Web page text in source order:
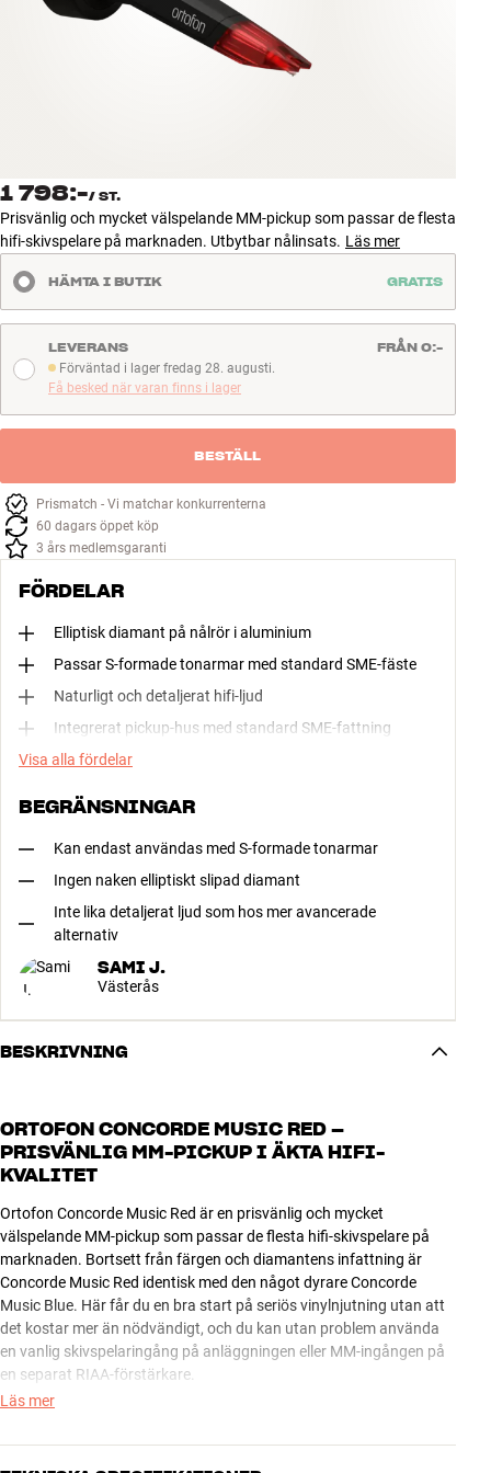
Tillbehör
NYHETER
ERBJUDANDEN
Hitta Butik
Kundtjänst
Logga in
Kundtjänst
Bygg med ljud
Företag
1 798:-/ ST.
Prisvänlig och mycket välspelande MM-pickup som passar de flesta
hifi-skivspelare på marknaden. Utbytbar nålinsats. Läs mer
HÄMTA I BUTIK GRATIS
Förväntad i lager fredag 28. augusti.
Förväntad i lager fredag 28. augusti.
Få besked när varan finns i lager
LEVERANS FRÅN 0:-
BESTÄLL
Prismatch - Vi matchar konkurrenterna
60 dagars öppet köp
3 års medlemsgaranti
FÖRDELAR
Elliptisk diamant på nålrör i aluminium
Passar S-formade tonarmar med standard SME-fäste
Naturligt och detaljerat hifi-ljud
Integrerat pickup-hus med standard SME-fattning
Visa alla fördelar
BEGRÄNSNINGAR
Kan endast användas med S-formade tonarmar
Ingen naken elliptiskt slipad diamant
Inte lika detaljerat ljud som hos mer avancerade
alternativ
SAMI J.
Västerås
BESKRIVNING
ORTOFON CONCORDE MUSIC RED –
PRISVÄNLIG MM-PICKUP I ÄKTA HIFI-
KVALITET
Ortofon Concorde Music Red är en prisvänlig och mycket
välspelande MM-pickup som passar de flesta hifi-skivspelare på
marknaden. Bortsett från färgen och diamantens infattning är
Concorde Music Red identisk med den något dyrare Concorde
Music Blue. Här får du en bra start på seriös vinylnjutning utan att
det kostar mer än nödvändigt, och du kan utan problem använda
en vanlig skivspelaringång på anläggningen eller MM-ingången på
en separat RIAA-förstärkare.
kvalitetsskivspelare, och som på de andra modellerna i Concorde
Läs mer